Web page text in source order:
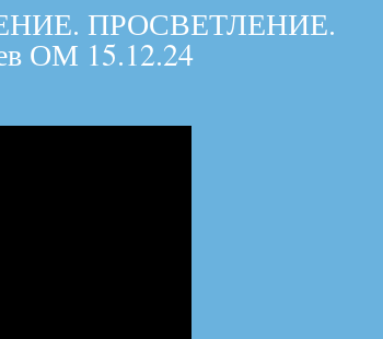
ПРОСВЕТЛЕНИЕ.
ОМ 15.12.24